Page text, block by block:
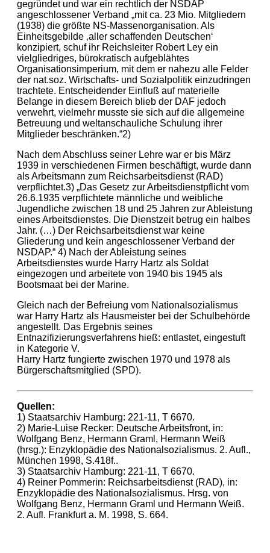
gegründet und war ein rechtlich der NSDAP
angeschlossener Verband „mit ca. 23 Mio. Mitgliedern
(1938) die größte NS-Massenorganisation. Als
Einheitsgebilde ‚aller schaffenden Deutschen‘
konzipiert, schuf ihr Reichsleiter Robert Ley ein
vielgliedriges, bürokratisch aufgeblähtes
Organisationsimperium, mit dem er nahezu alle Felder
der nat.soz. Wirtschafts- und Sozialpolitik einzudringen
trachtete. Entscheidender Einfluß auf materielle
Belange in diesem Bereich blieb der DAF jedoch
verwehrt, vielmehr musste sie sich auf die allgemeine
Betreuung und weltanschauliche Schulung ihrer
Mitglieder beschränken.“2)
Nach dem Abschluss seiner Lehre war er bis März
1939 in verschiedenen Firmen beschäftigt, wurde dann
als Arbeitsmann zum Reichsarbeitsdienst (RAD)
verpflichtet.3) „Das Gesetz zur Arbeitsdienstpflicht vom
26.6.1935 verpflichtete männliche und weibliche
Jugendliche zwischen 18 und 25 Jahren zur Ableistung
eines Arbeitsdienstes. Die Dienstzeit betrug ein halbes
Jahr. (…) Der Reichsarbeitsdienst war keine
Gliederung und kein angeschlossener Verband der
NSDAP.“ 4) Nach der Ableistung seines
Arbeitsdienstes wurde Harry Hartz als Soldat
eingezogen und arbeitete von 1940 bis 1945 als
Bootsmaat bei der Marine.
Gleich nach der Befreiung vom Nationalsozialismus
war Harry Hartz als Hausmeister bei der Schulbehörde
angestellt. Das Ergebnis seines
Entnazifizierungsverfahrens hieß: entlastet, eingestuft
in Kategorie V.
Harry Hartz fungierte zwischen 1970 und 1978 als
Bürgerschaftsmitglied (SPD).
Quellen:
1) Staatsarchiv Hamburg: 221-11, T 6670.
2) Marie-Luise Recker: Deutsche Arbeitsfront, in:
Wolfgang Benz, Hermann Graml, Hermann Weiß
(hrsg.): Enzyklopädie des Nationalsozialismus. 2. Aufl.,
München 1998, S.418f..
3) Staatsarchiv Hamburg: 221-11, T 6670.
4) Reiner Pommerin: Reichsarbeitsdienst (RAD), in:
Enzyklopädie des Nationalsozialismus. Hrsg. von
Wolfgang Benz, Hermann Graml und Hermann Weiß.
2. Aufl. Frankfurt a. M. 1998, S. 664.